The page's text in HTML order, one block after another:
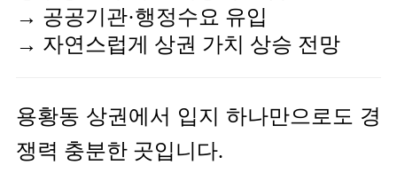
→ 공공기관·행정수요 유입
→ 자연스럽게 상권 가치 상승 전망
용황동 상권에서 입지 하나만으로도 경
쟁력 충분한 곳입니다.